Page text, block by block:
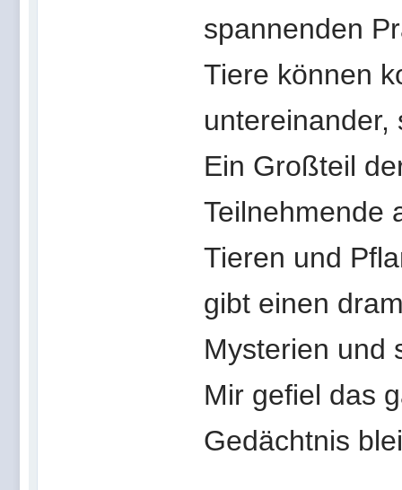
spannenden
Tiere können
untereinander,
Ein Großteil
Teilnehmende
Tieren und
gibt einen
Mysterien und
Mir gefiel das
Gedächtnis